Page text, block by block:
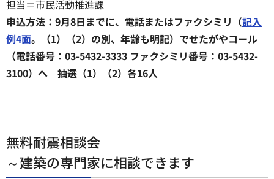
担当＝市民活動推進課
申込方法：9月8日までに、電話またはファクシミリ（記入
例4面。（1）（2）の別、年齢も明記）でせたがやコール
（電話番号：03-5432-3333 ファクシミリ番号：03-5432-
3100）へ 抽選（1）（2）各16人
無料耐震相談会
～建築の専門家に相談できます